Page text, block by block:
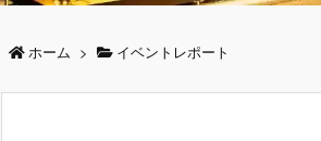
ホーム > イベントレポート